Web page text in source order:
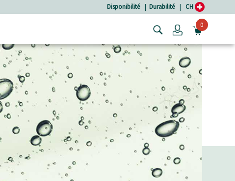
Disponibilité | Durabilité | CH
Login0